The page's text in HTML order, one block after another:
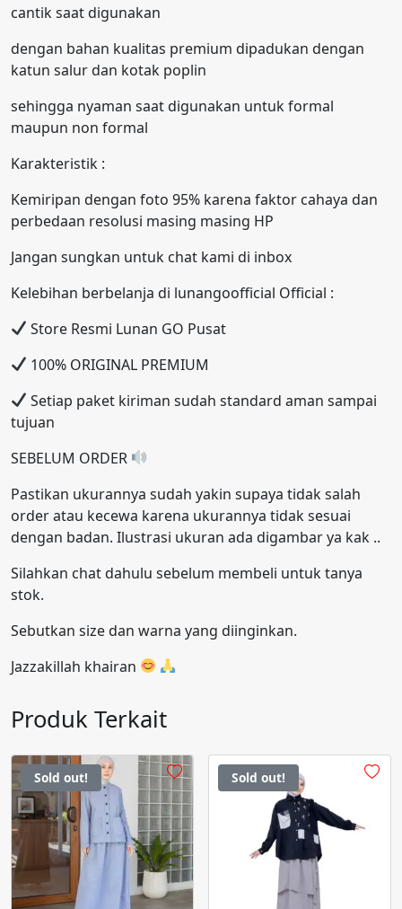
cantik saat digunakan
dengan bahan kualitas premium dipadukan dengan
katun salur dan kotak poplin
sehingga nyaman saat digunakan untuk formal
maupun non formal
Karakteristik :
Kemiripan dengan foto 95% karena faktor cahaya dan
perbedaan resolusi masing masing HP
Jangan sungkan untuk chat kami di inbox
Kelebihan berbelanja di lunangoofficial Official :
Store Resmi Lunan GO Pusat
100% ORIGINAL PREMIUM
Setiap paket kiriman sudah standard aman sampai
tujuan
SEBELUM ORDER
Pastikan ukurannya sudah yakin supaya tidak salah
order atau kecewa karena ukurannya tidak sesuai
dengan badan. Ilustrasi ukuran ada digambar ya kak ..
Silahkan chat dahulu sebelum membeli untuk tanya
stok.
Sebutkan size dan warna yang diinginkan.
Jazzakillah khairan
Produk Terkait
Sold out! Sold out!